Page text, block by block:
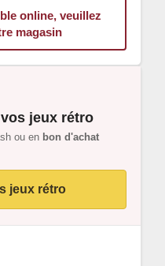
online, veuillez
magasin
jeux rétro
ou en bon d'achat
jeux rétro